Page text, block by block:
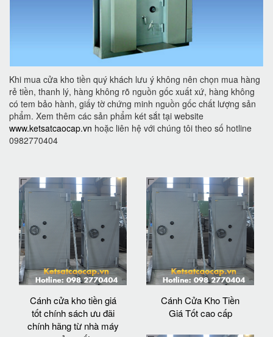
Khi mua cửa kho tiền quý khách lưu ý không nên chọn mua hàng
rẻ tiền, thanh lý, hàng không rõ nguồn gốc xuất xứ, hàng không
có tem bảo hành, giấy tờ chứng minh nguồn gốc chất lượng sản
phẩm. Xem thêm các sản phẩm két sắt tại website
www.ketsatcaocap.vn hoặc liên hệ với chúng tôi theo số hotline
0982770404
Cánh cửa kho tiền giá
tốt chính sách ưu đãi
chính hãng từ nhà máy
Cánh Cửa Kho Tiền
Giá Tốt cao cấp